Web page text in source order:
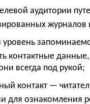
аудитории
журналов
уровень
контактные
всегда под рукой;
контакт —
для ознакомления